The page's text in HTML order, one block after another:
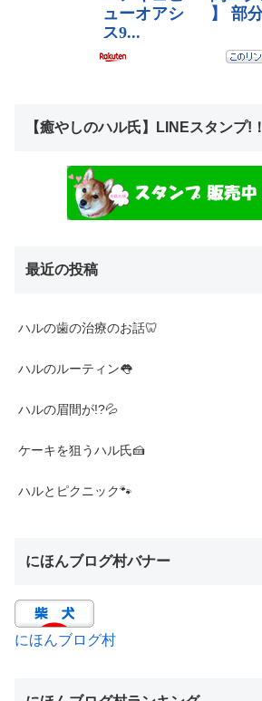
【癒やしのハル氏】LINEスタンプ!！
最近の投稿
ハルの歯の治療のお話🦷
ハルのルーティン👅
ハルの眉間が!?💦
ケーキを狙うハル氏🍰
ハルとピクニック🐾
にほんブログ村バナー
にほんブログ村